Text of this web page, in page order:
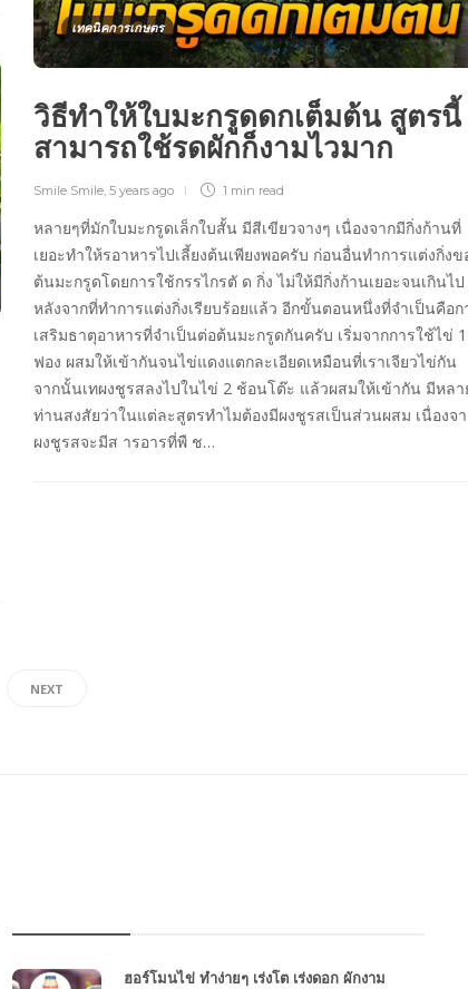
เทคนิคการเกษตร
วิธีทำให้ใบมะกรูดดกเต็มต้น สูตรนี้
สามารถใช้รดผักก็งามไวมาก
Smile Smile, 5 years ago 1 min read
หลายๆที่มักใบมะกรูดเล็กใบสั้น มีสีเขียวจางๆ เนื่องจากมีกิ่งก้านที่
เยอะทำให้รอาหารไปเลี้ยงต้นเพียงพอครับ ก่อนอื่นทำการแต่งกิ่งข
ต้นมะกรูดโดยการใช้กรรไกรตั ด กิ่ง ไม่ให้มีกิ่งก้านเยอะจนเกินไป
หลังจากที่ทำการแต่งกิ่งเรียบร้อยแล้ว อีกขั้นตอนหนึ่งที่จำเป็นคือก
เสริมธาตุอาหารที่จำเป็นต่อต้นมะกรูดกันครับ เริ่มจากการใช้ไข่ 1
ฟอง ผสมให้เข้ากันจนไข่แดงแตกละเอียดเหมือนที่เราเจียวไข่กัน
จากนั้นเทผงชูรสลงไปในไข่ 2 ช้อนโต๊ะ แล้วผสมให้เข้ากัน มีหลา
ท่านสงสัยว่าในแต่ละสูตรทำไมต้องมีผงชูรสเป็นส่วนผสม เนื่องจ
ผงชูรสจะมีส ารอารที่พื ช…
NEXT
ฮอร์โมนไข่ ทำง่ายๆ เร่งโต เร่งดอก ผักงาม